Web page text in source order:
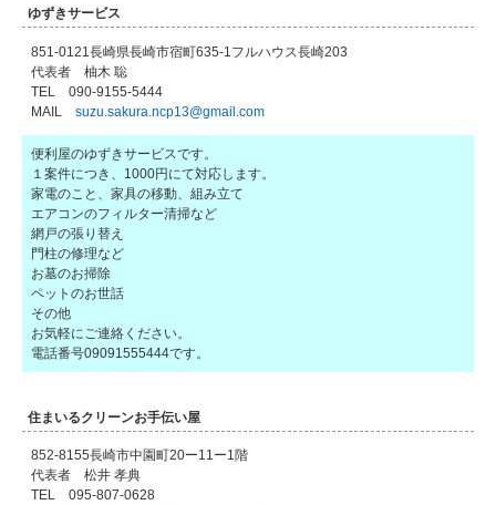
ゆずきサービス
851-0121長崎県長崎市宿町635-1フルハウス長崎203
代表者 柚木 聡
TEL 090-9155-5444
MAILsuzu.sakura.ncp13@gmail.com
便利屋のゆずきサービスです。
１案件につき、1000円にて対応します。
家電のこと、家具の移動、組み立て
エアコンのフィルター清掃など
網戸の張り替え
門柱の修理など
お墓のお掃除
ペットのお世話
その他
お気軽にご連絡ください。
電話番号09091555444です。
住まいるクリーンお手伝い屋
852-8155長崎市中園町20ー11ー1階
代表者 松井 孝典
TEL 095-807-0628